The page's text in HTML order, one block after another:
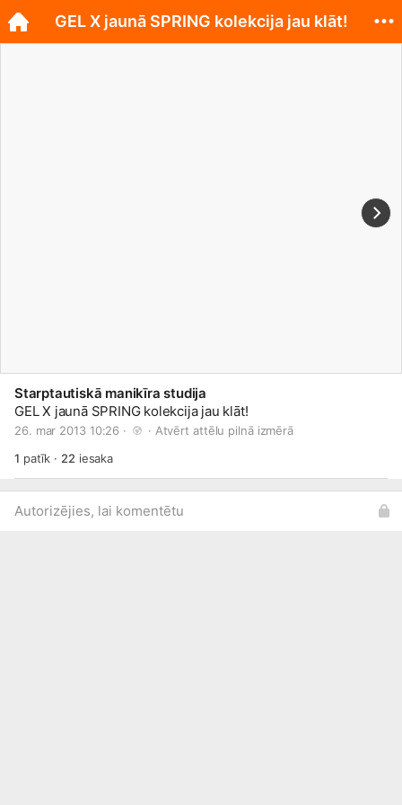
Starptautiskā manikīra studija
GEL X jaunā SPRING kolekcija jau klāt!
26. mar 2013 10:26 · · Atvērt attēlu pilnā izmērā
1 patīk · 22 iesaka
Autorizējies, lai komentētu
GEL X jaunā SPRING kolekcija jau klāt!